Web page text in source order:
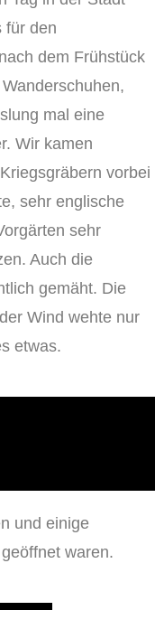
für den
dem Frühstück
mal eine
Wir kamen
vorbei
sehr englische
sehr
Auch die
gemäht. Die
Wind wehte nur
etwas.
und einige
waren.